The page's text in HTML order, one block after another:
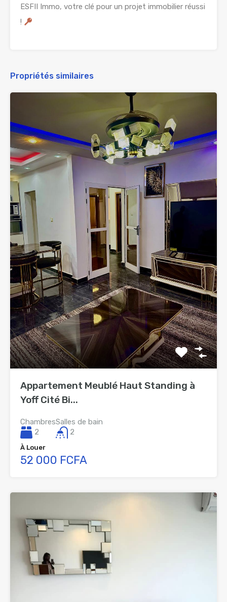
ESFII Immo, votre clé pour un projet immobilier réussi
!
Propriétés similaires
Appartement Meublé Haut Standing à
Yoff Cité Bi...
Chambres
2
Salles de bain
2
À Louer
52 000 FCFA